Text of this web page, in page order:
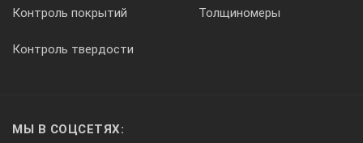
Контроль покрытий Толщиномеры
Контроль твердости
МЫ В СОЦСЕТЯХ: